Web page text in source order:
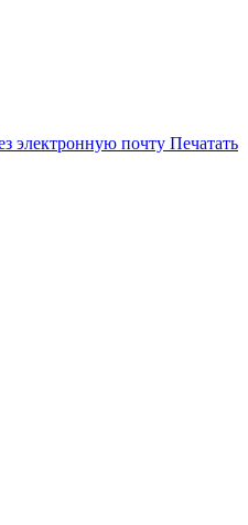
электронную почту Печатать